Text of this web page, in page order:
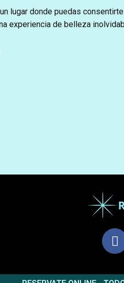
lugar donde puedas
experiencia de belleza